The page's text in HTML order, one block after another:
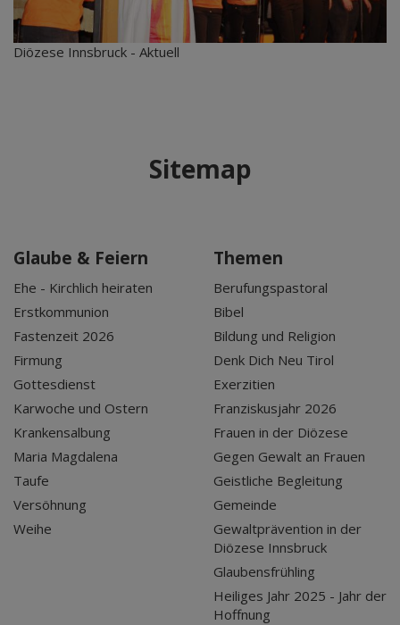
Diözese Innsbruck - Aktuell
Sitemap
Glaube & Feiern
Ehe - Kirchlich heiraten
Erstkommunion
Fastenzeit 2026
Firmung
Gottesdienst
Karwoche und Ostern
Krankensalbung
Maria Magdalena
Taufe
Versöhnung
Weihe
Themen
Berufungspastoral
Bibel
Bildung und Religion
Denk Dich Neu Tirol
Exerzitien
Franziskusjahr 2026
Frauen in der Diözese
Gegen Gewalt an Frauen
Geistliche Begleitung
Gemeinde
Gewaltprävention in der
Diözese Innsbruck
Glaubensfrühling
Heiliges Jahr 2025 - Jahr der
Hoffnung